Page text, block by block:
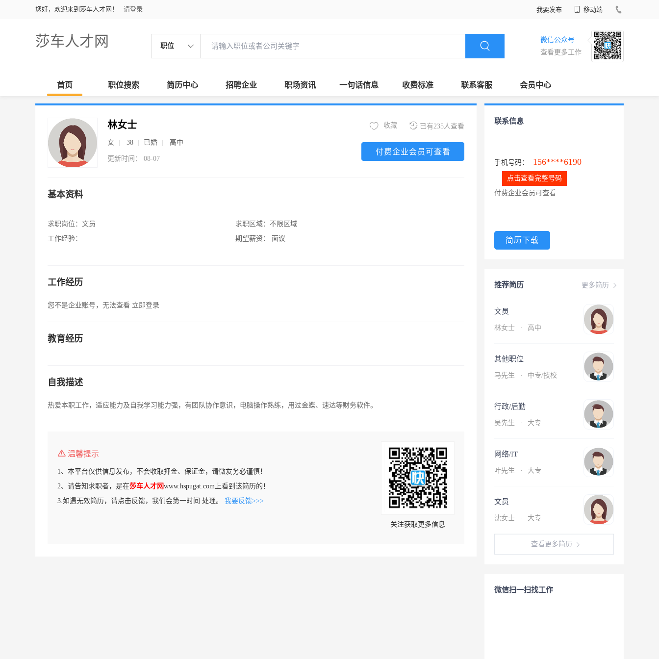
您好，欢迎来到莎车人才网！ 请登录 我要发布 移动端
莎车人才网 职位
微信公众号
查看更多工作
首页 职位搜索 简历中心 招聘企业 职场资讯 一句话信息 收费标准 联系客服 会员中心
林女士
女 38 已婚 高中
更新时间： 08-07
已有235人查看
收藏
付费企业会员可查看
基本资料
求职岗位： 文员
工作经验：
求职区域： 不限区域
期望薪资：
面议
工作经历
您不是企业账号，无法查看 立即登录
教育经历
自我描述
热爱本职工作，适应能力及自我学习能力强，有团队协作意识，电脑操作熟练，用过金蝶、速达等财务软件。
温馨提示
1、本平台仅供信息发布，不会收取押金、保证金，请微友务必谨慎！
2、请告知求职者，是在莎车人才网www.hspugat.com上看到该简历的！
3.如遇无效简历，请点击反馈，我们会第一时间 处理。 我要反馈>>>
关注获取更多信息
联系信息
手机号码： 156****6190
点击查看完整号码
付费企业会员可查看
简历下载
更多简历
推荐简历
文员
林女士 · 高中
其他职位
马先生 · 中专/技校
行政/后勤
吴先生 · 大专
网络/IT
叶先生 · 大专
文员
沈女士 · 大专
查看更多简历
微信扫一扫找工作